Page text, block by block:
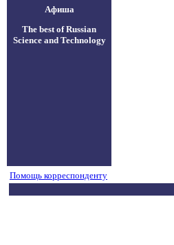
Афиша
The best of Russian
Science and Technology
Помощь корреспонденту